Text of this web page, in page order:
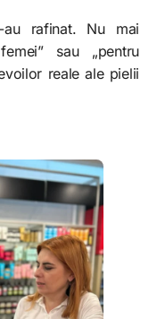
au rafinat. Nu mai
sau „pentru
reale ale pielii